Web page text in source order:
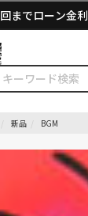
回までローン金利
新品 BGM